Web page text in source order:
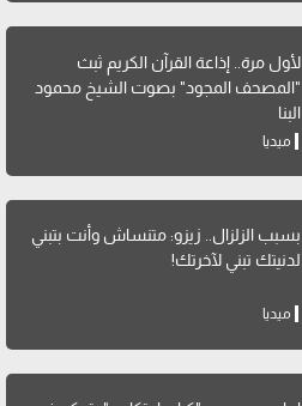
لأول مرة.. إذاعة القرآن الكريم ثبث
"المصحف المجود" بصوت الشيخ محمود
البنا
ميديا
بسبب الزلزال.. زيزو: متنساش وأنت بتبني
لدنيتك تبني لآخرتك!
ميديا